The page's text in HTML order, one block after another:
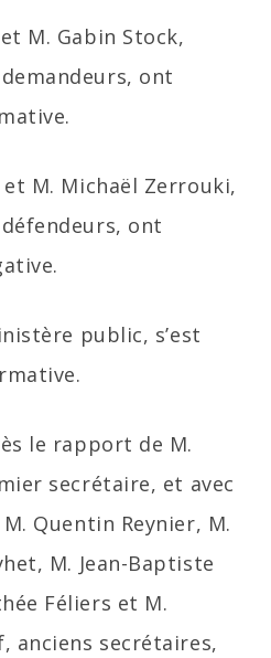
M. Gabin Stock,
ont
M. Michaël Zerrouki,
ont
public, s’est
le rapport de M.
secrétaire, et avec
Quentin Reynier, M.
M. Jean-Baptiste
Féliers et M.
anciens secrétaires,